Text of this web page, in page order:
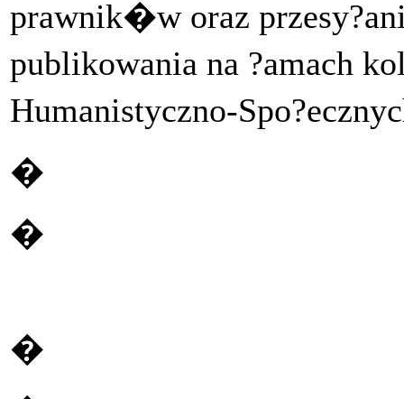
prawnik�w oraz
publikowania na ?amach
Humanistyczno-
�
�
�